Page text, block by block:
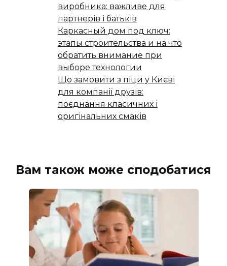
виробника: важливе для
партнерів і батьків
Каркасный дом под ключ:
этапы строительства и на что
обратить внимание при
выборе технологии
Що замовити з піци у Києві
для компанії друзів:
поєднання класичних і
оригінальних смаків
Вам також може сподобатися